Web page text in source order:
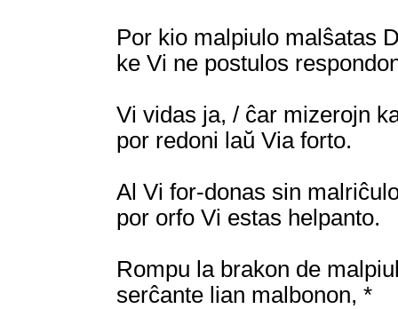
Por kio malpiulo malŝatas
ke Vi ne postulos
Vi vidas ja, / ĉar mizerojn
por redoni laŭ Via forto.
Al Vi for-donas sin
por orfo Vi estas helpanto.
Rompu la brakon de
serĉante lian malbonon, *